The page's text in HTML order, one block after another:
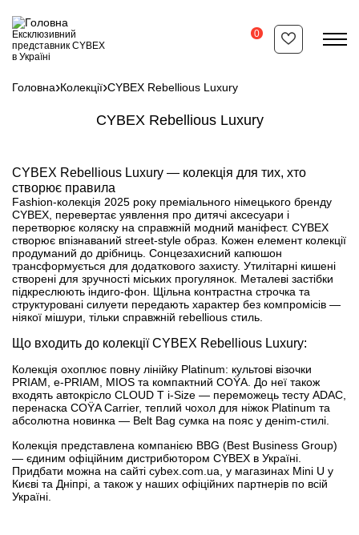
до
основного
вмісту
Ексклюзивний
представник CYBEX
в Україні
0
Головна Колекції CYBEX Rebellious Luxury
CYBEX Rebellious Luxury
CYBEX Rebellious Luxury — колекція для тих, хто
створює правила
Fashion-колекція 2025 року преміального німецького бренду
CYBEX, перевертає уявлення про дитячі аксесуари і
перетворює коляску на справжній модний маніфест. CYBEX
створює впізнаваний street-style образ. Кожен елемент колекції
продуманий до дрібниць. Сонцезахисний капюшон
трансформується для додаткового захисту. Утилітарні кишені
створені для зручності міських прогулянок. Металеві застібки
підкреслюють індиго-фон. Щільна контрастна строчка та
структуровані силуети передають характер без компромісів —
ніякої мішури, тільки справжній rebellious стиль.
Що входить до колекції CYBEX Rebellious Luxury:
Колекція охоплює повну лінійку Platinum: культові візочки
PRIAM, e-PRIAM, MIOS та компактний COŸA. До неї також
входять автокрісло CLOUD T i-Size — переможець тесту ADAC,
перенаска COŸA Carrier, теплий чохол для ніжок Platinum та
абсолютна новинка — Belt Bag сумка на пояс у деніm-стилі.
Колекція представлена компанією BBG (Best Business Group)
— єдиним офіційним дистрибютором CYBEX в Україні.
Придбати можна на сайті cybex.com.ua , у магазинах Mini U у
Києві та Дніпрі, а також у наших офіційних партнерів по всій
Україні.